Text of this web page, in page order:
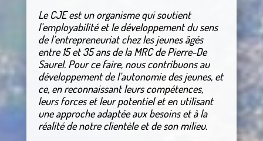
Le CJE est un organisme qui soutient
l’employabilité et le développement du sens
de l’entrepreneuriat chez les jeunes âgés
entre 15 et 35 ans de la MRC de Pierre-De
Saurel. Pour ce faire, nous contribuons au
développement de l’autonomie des jeunes, et
ce, en reconnaissant leurs compétences,
leurs forces et leur potentiel et en utilisant
une approche adaptée aux besoins et à la
réalité de notre clientèle et de son milieu.